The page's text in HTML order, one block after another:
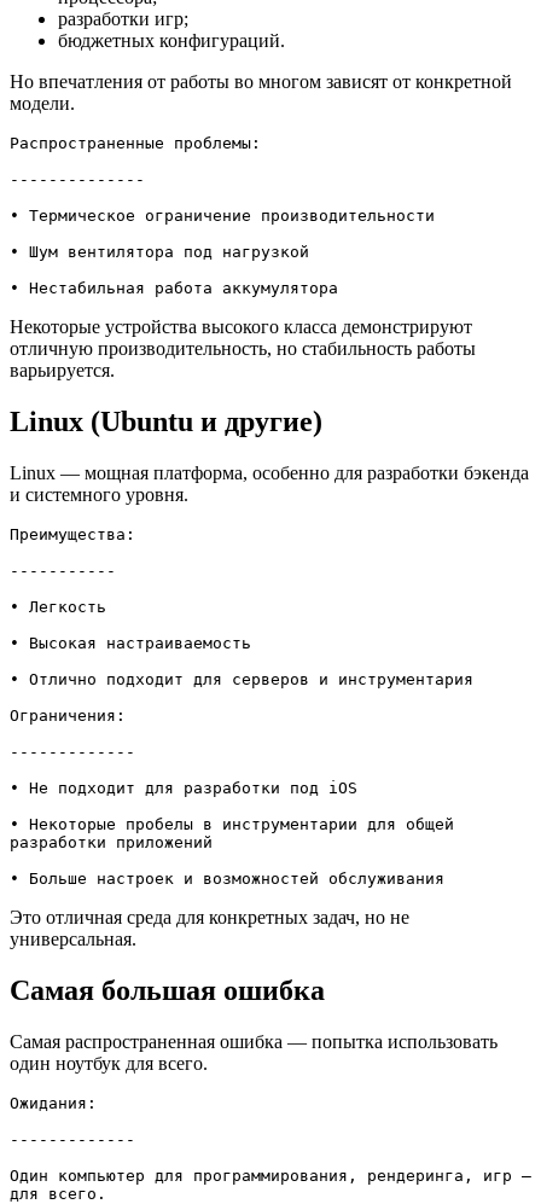
разработки игр;
бюджетных конфигураций.
Но впечатления от работы во многом зависят от конкретной
модели.
Распространенные проблемы:
--------------
• Термическое ограничение производительности
• Шум вентилятора под нагрузкой
• Нестабильная работа аккумулятора
Некоторые устройства высокого класса демонстрируют
отличную производительность, но стабильность работы
варьируется.
Linux (Ubuntu и другие)
Linux — мощная платформа, особенно для разработки бэкенда
и системного уровня.
Преимущества:
-----------
• Легкость
• Высокая настраиваемость
• Отлично подходит для серверов и инструментария
Ограничения:
-------------
• Не подходит для разработки под iOS
• Некоторые пробелы в инструментарии для общей
разработки приложений
• Больше настроек и возможностей обслуживания
Это отличная среда для конкретных задач, но не
универсальная.
Самая большая ошибка
Самая распространенная ошибка — попытка использовать
один ноутбук для всего.
Ожидания:
-------------
Один компьютер для программирования, рендеринга, игр —
для всего.